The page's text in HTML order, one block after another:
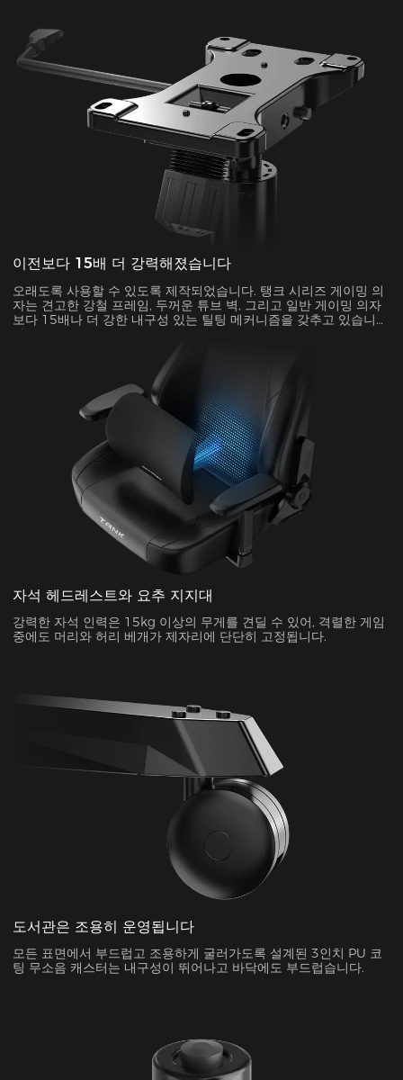
이전보다 15배 더 강력해졌습니다
오래도록 사용할 수 있도록 제작되었습니다. 탱크 시리즈 게이밍 의
자는 견고한 강철 프레임, 두꺼운 튜브 벽, 그리고 일반 게이밍 의자
보다 15배나 더 강한 내구성 있는 틸팅 메커니즘을 갖추고 있습니
다.
자석 헤드레스트와 요추 지지대
강력한 자석 인력은 15kg 이상의 무게를 견딜 수 있어, 격렬한 게임
중에도 머리와 허리 베개가 제자리에 단단히 고정됩니다.
도서관은 조용히 운영됩니다
모든 표면에서 부드럽고 조용하게 굴러가도록 설계된 3인치 PU 코
팅 무소음 캐스터는 내구성이 뛰어나고 바닥에도 부드럽습니다.